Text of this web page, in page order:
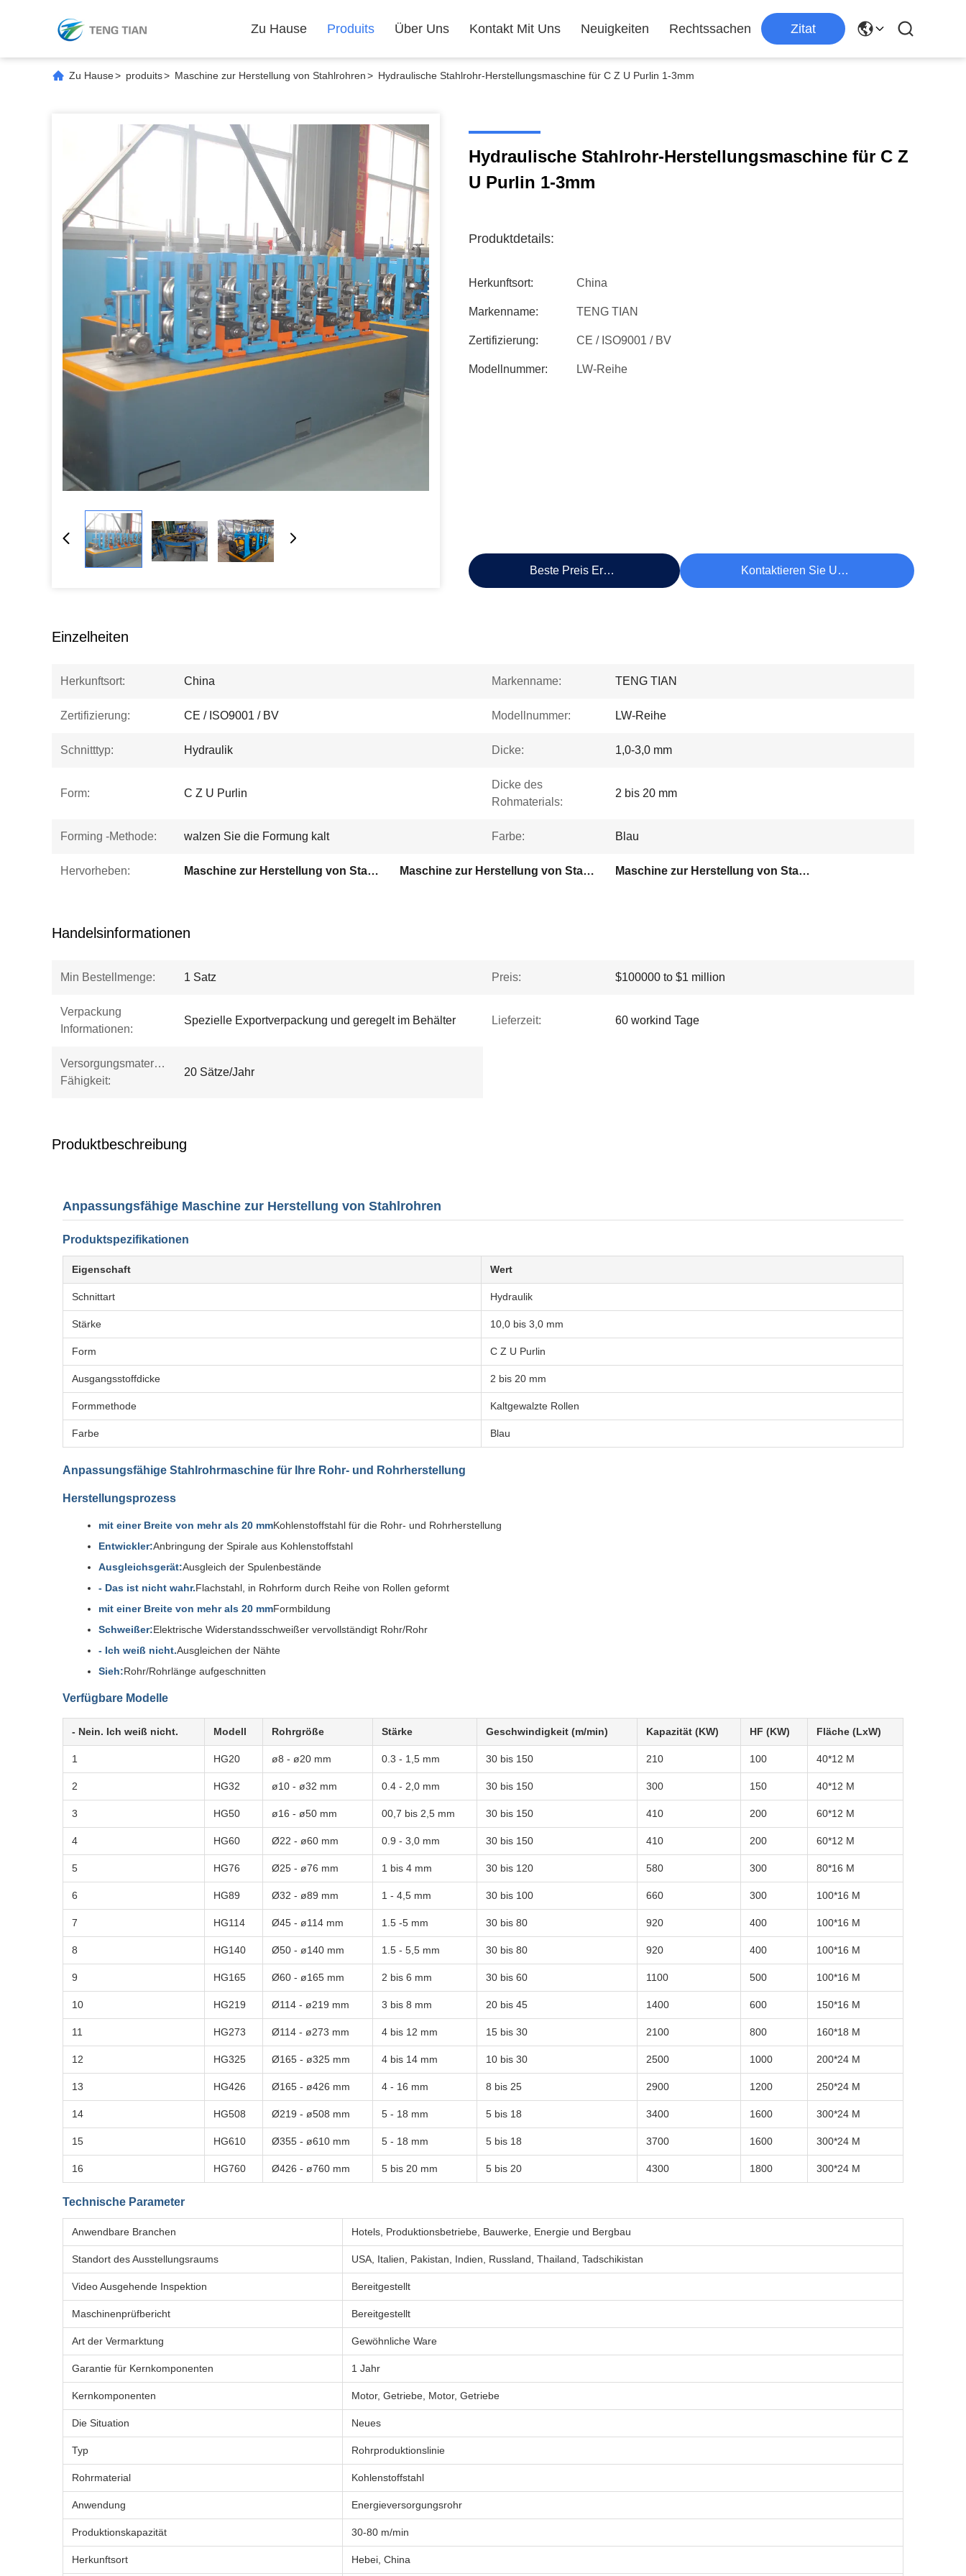
Zu Hause Produits Über Uns Kontakt Mit Uns Neuigkeiten Rechtssachen Zitat
Zu Hause> produits> Maschine zur Herstellung von Stahlrohren> Hydraulische Stahlrohr-Herstellungsmaschine für C Z U Purlin 1-3mm
Hydraulische Stahlrohr-Herstellungsmaschine für C Z
U Purlin 1-3mm
Produktdetails:
Herkunftsort: China
Markenname: TENG TIAN
Zertifizierung: CE / ISO9001 / BV
Modellnummer: LW-Reihe
Beste Preis Erhalten Kontaktieren Sie Uns Jetzt
Einzelheiten
Herkunftsort: China Markenname: TENG TIAN
Zertifizierung: CE / ISO9001 / BV Modellnummer: LW-Reihe
Schnitttyp: Hydraulik Dicke: 1,0-3,0 mm
Form: C Z U Purlin
Dicke des
Rohmaterials:
2 bis 20 mm
Forming -Methode: walzen Sie die Formung kalt Farbe: Blau
Hervorheben: Maschine zur Herstellung von Stahlröhren Maschine zur Herstellung von Stahlrohren mit hoher Geschwindigkeit Maschine zur Herstellung von Stahlrohren
Handelsinformationen
Min Bestellmenge: 1 Satz Preis: $100000 to $1 million
Verpackung
Informationen:
Spezielle Exportverpackung und geregelt im Behälter Lieferzeit: 60 workind Tage
Versorgungsmaterial-
Fähigkeit:
20 Sätze/Jahr
Produktbeschreibung
Anpassungsfähige Maschine zur Herstellung von Stahlrohren
Produktspezifikationen
Eigenschaft Wert
Schnittart Hydraulik
Stärke 10,0 bis 3,0 mm
Form C Z U Purlin
Ausgangsstoffdicke 2 bis 20 mm
Formmethode Kaltgewalzte Rollen
Farbe Blau
Anpassungsfähige Stahlrohrmaschine für Ihre Rohr- und Rohrherstellung
Herstellungsprozess
mit einer Breite von mehr als 20 mmKohlenstoffstahl für die Rohr- und Rohrherstellung
Entwickler:Anbringung der Spirale aus Kohlenstoffstahl
Ausgleichsgerät:Ausgleich der Spulenbestände
- Das ist nicht wahr.Flachstahl, in Rohrform durch Reihe von Rollen geformt
mit einer Breite von mehr als 20 mmFormbildung
Schweißer:Elektrische Widerstandsschweißer vervollständigt Rohr/Rohr
- Ich weiß nicht.Ausgleichen der Nähte
Sieh:Rohr/Rohrlänge aufgeschnitten
Verfügbare Modelle
- Nein. Ich weiß nicht. Modell Rohrgröße Stärke Geschwindigkeit (m/min) Kapazität (KW) HF (KW) Fläche (LxW)
1 HG20 ø8 - ø20 mm 0.3 - 1,5 mm 30 bis 150 210 100 40*12 M
2 HG32 ø10 - ø32 mm 0.4 - 2,0 mm 30 bis 150 300 150 40*12 M
3 HG50 ø16 - ø50 mm 00,7 bis 2,5 mm 30 bis 150 410 200 60*12 M
4 HG60 Ø22 - ø60 mm 0.9 - 3,0 mm 30 bis 150 410 200 60*12 M
5 HG76 Ø25 - ø76 mm 1 bis 4 mm 30 bis 120 580 300 80*16 M
6 HG89 Ø32 - ø89 mm 1 - 4,5 mm 30 bis 100 660 300 100*16 M
7 HG114 Ø45 - ø114 mm 1.5 -5 mm 30 bis 80 920 400 100*16 M
8 HG140 Ø50 - ø140 mm 1.5 - 5,5 mm 30 bis 80 920 400 100*16 M
9 HG165 Ø60 - ø165 mm 2 bis 6 mm 30 bis 60 1100 500 100*16 M
10 HG219 Ø114 - ø219 mm 3 bis 8 mm 20 bis 45 1400 600 150*16 M
11 HG273 Ø114 - ø273 mm 4 bis 12 mm 15 bis 30 2100 800 160*18 M
12 HG325 Ø165 - ø325 mm 4 bis 14 mm 10 bis 30 2500 1000 200*24 M
13 HG426 Ø165 - ø426 mm 4 - 16 mm 8 bis 25 2900 1200 250*24 M
14 HG508 Ø219 - ø508 mm 5 - 18 mm 5 bis 18 3400 1600 300*24 M
15 HG610 Ø355 - ø610 mm 5 - 18 mm 5 bis 18 3700 1600 300*24 M
16 HG760 Ø426 - ø760 mm 5 bis 20 mm 5 bis 20 4300 1800 300*24 M
Technische Parameter
Anwendbare Branchen Hotels, Produktionsbetriebe, Bauwerke, Energie und Bergbau
Standort des Ausstellungsraums USA, Italien, Pakistan, Indien, Russland, Thailand, Tadschikistan
Video Ausgehende Inspektion Bereitgestellt
Maschinenprüfbericht Bereitgestellt
Art der Vermarktung Gewöhnliche Ware
Garantie für Kernkomponenten 1 Jahr
Kernkomponenten Motor, Getriebe, Motor, Getriebe
Die Situation Neues
Typ Rohrproduktionslinie
Rohrmaterial Kohlenstoffstahl
Anwendung Energieversorgungsrohr
Produktionskapazität 30-80 m/min
Herkunftsort Hebei, China